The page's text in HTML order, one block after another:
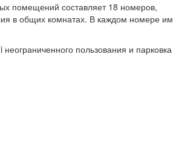
помещений составляет 18 номеров,
в общих комнатах. В каждом номере
пользования и